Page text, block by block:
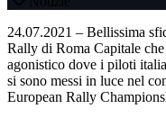
24.07.2021 – Bellissima
Rally di Roma Capitale
agonistico dove i piloti
si sono messi in luce nel
European Rally